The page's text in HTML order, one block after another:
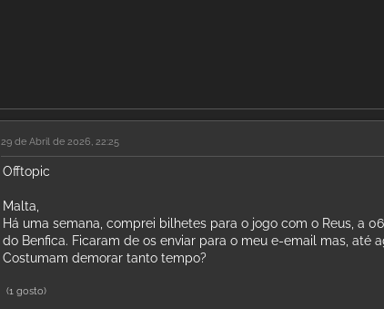
29 de Abril de 2026, 22:25
Offtopic
Malta,
Há uma semana, comprei bilhetes para o jogo com o Reus, a
do Benfica. Ficaram de os enviar para o meu e-email mas, até
Costumam demorar tanto tempo?
(1 gosto)